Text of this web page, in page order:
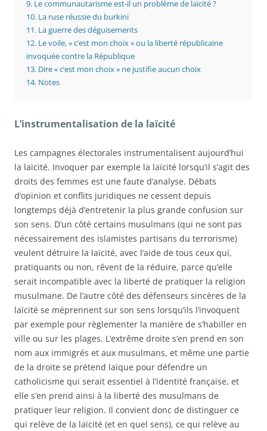
9. Le communautarisme est-il un problème de laïcité ?
10. La ruse réussie du burkini
11. La guerre des déguisements
12. Le voile, « c’est mon choix » ou la liberté républicaine
invoquée contre la République
13. Dire « c’est mon choix » ne justifie aucun choix
14. Notes
L’instrumentalisation de la laïcité
Les campagnes électorales instrumentalisent aujourd’hui
la laïcité. Invoquer par exemple la laïcité lorsqu’il s’agit des
droits des femmes est une faute d’analyse. Débats
d’opinion et conflits juridiques ne cessent depuis
longtemps déjà d’entretenir la plus grande confusion sur
son sens. D’un côté certains musulmans (qui ne sont pas
nécessairement des islamistes partisans du terrorisme)
veulent détruire la laïcité, avec l’aide de tous ceux qui,
pratiquants ou non, rêvent de la réduire, parce qu’elle
serait incompatible avec la liberté de pratiquer la religion
musulmane. De l’autre côté des défenseurs sincères de la
laïcité se méprennent sur son sens lorsqu’ils l’invoquent
par exemple pour règlementer la manière de s’habiller en
ville ou sur les plages. L’extrême droite s’en prend en son
nom aux immigrés et aux musulmans, et même une partie
de la droite se prétend laïque pour défendre un
catholicisme qui serait essentiel à l’identité française, et
elle s’en prend ainsi à la liberté des musulmans de
pratiquer leur religion. Il convient donc de distinguer ce
qui relève de la laïcité (et en quel sens), ce qui relève au